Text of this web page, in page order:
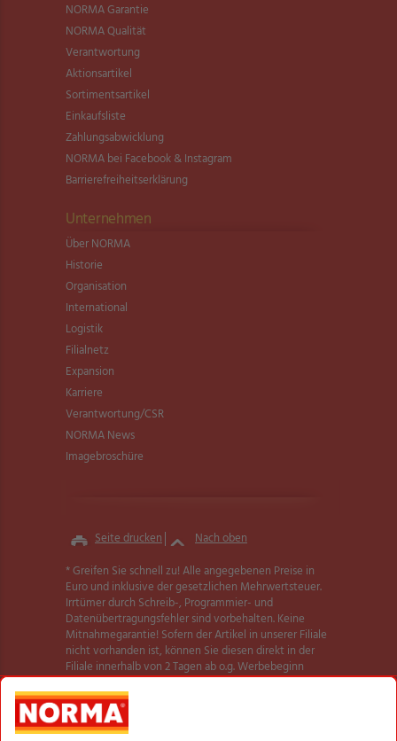
NORMA Garantie
NORMA Qualität
Verantwortung
Aktionsartikel
Sortimentsartikel
Einkaufsliste
Zahlungsabwicklung
NORMA bei Facebook & Instagram
Barrierefreiheitserklärung
Unternehmen
Über NORMA
Historie
Organisation
International
Logistik
Filialnetz
Expansion
Karriere
Verantwortung/CSR
NORMA News
Imagebroschüre
Seite drucken
Nach oben
* Greifen Sie schnell zu! Alle angegebenen Preise in
Euro und inklusive der gesetzlichen Mehrwertsteuer.
Irrtümer durch Schreib-, Programmier- und
Datenübertragungsfehler sind vorbehalten. Keine
Mitnahmegarantie! Sofern der Artikel in unserer Filiale
nicht vorhanden ist, können Sie diesen direkt in der
Filiale innerhalb von 2 Tagen ab o.g. Werbebeginn
bestellen und zwar ohne Kaufzwang. Es ist nicht
ausgeschlossen, dass Sie einzelne Artikel zu Beginn der
Werbeaktion unerwartet und ausnahmsweise in einer
Filiale nicht vorfinden. Wir helfen Ihnen gerne weiter.